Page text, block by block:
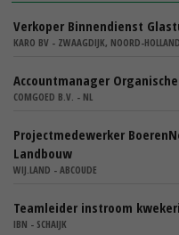
Verkoper Binnendienst
KARO BV - ZWAAGDIJK, NOORD-
Accountmanager
COMGOED B.V. - NL
Projectmedewerker
Landbouw
WIJ.LAND - ABCOUDE
Teamleider instroom
IBN - SCHAIJK